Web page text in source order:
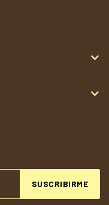
SUSCRIBIRME